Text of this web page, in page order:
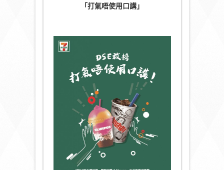
「打氣唔使用口講」